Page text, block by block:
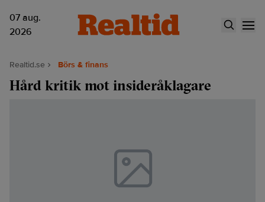
07 aug.
2026
Realtid.se Börs & finans
Hård kritik mot insideråklagare